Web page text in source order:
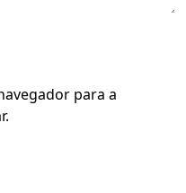
para a